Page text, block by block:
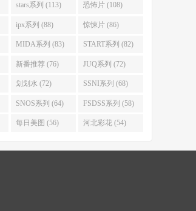
stars系列 (113) 恐怖片 (108)
ipx系列 (88) 惊悚片 (86)
MIDA系列 (83) START系列 (82)
新番推荐 (76) JUQ系列 (72)
划划水 (72) SSNI系列 (68)
SNOS系列 (64) FSDSS系列 (58)
每日美图 (56) 河北彩花 (54)